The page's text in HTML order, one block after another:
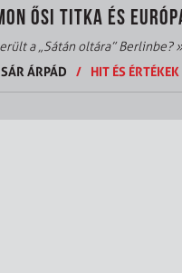
ŐSI TITKA ÉS
a „Sátán oltára” Berlinbe?»
ÁRPÁD
/ HIT ÉS ÉRTÉKEK